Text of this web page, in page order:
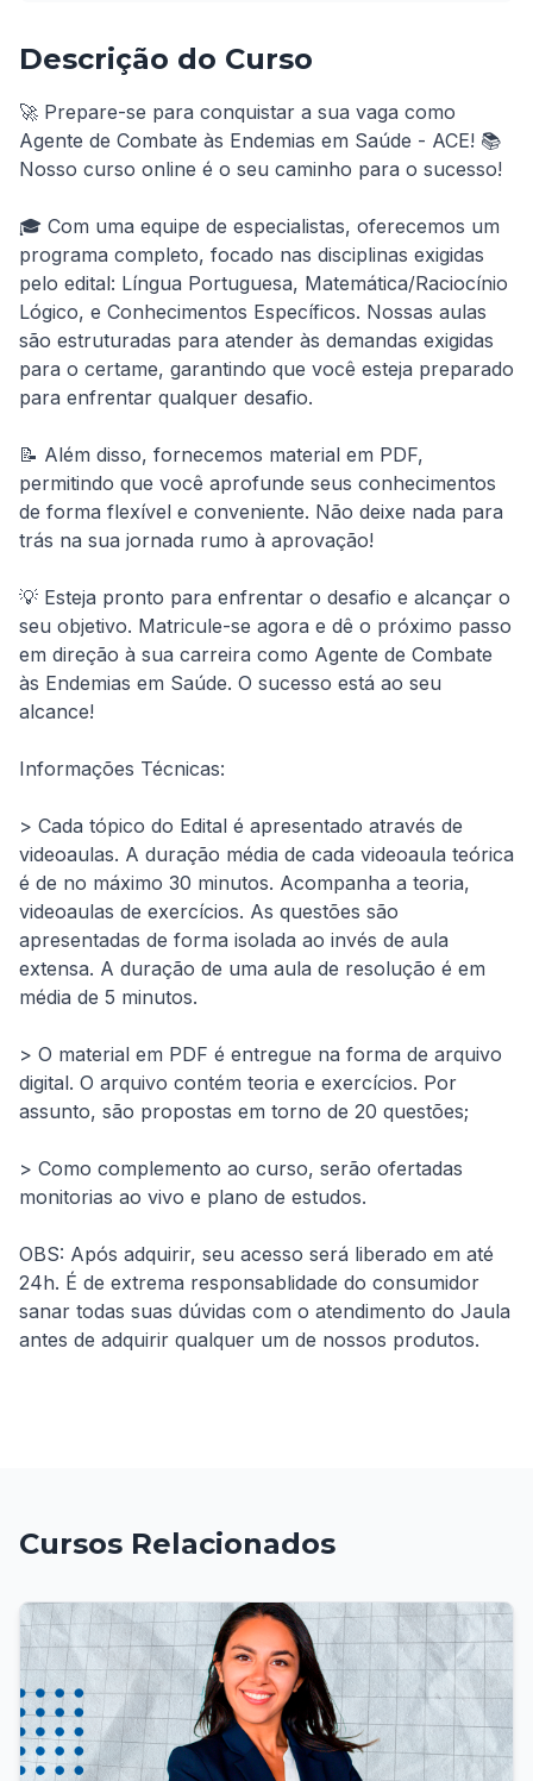
Descrição do Curso
🚀 Prepare-se para conquistar a sua vaga como
Agente de Combate às Endemias em Saúde - ACE! 📚
Nosso curso online é o seu caminho para o sucesso!
🎓 Com uma equipe de especialistas, oferecemos um
programa completo, focado nas disciplinas exigidas
pelo edital: Língua Portuguesa, Matemática/Raciocínio
Lógico, e Conhecimentos Específicos. Nossas aulas
são estruturadas para atender às demandas exigidas
para o certame, garantindo que você esteja preparado
para enfrentar qualquer desafio.
📝 Além disso, fornecemos material em PDF,
permitindo que você aprofunde seus conhecimentos
de forma flexível e conveniente. Não deixe nada para
trás na sua jornada rumo à aprovação!
💡 Esteja pronto para enfrentar o desafio e alcançar o
seu objetivo. Matricule-se agora e dê o próximo passo
em direção à sua carreira como Agente de Combate
às Endemias em Saúde. O sucesso está ao seu
alcance!
Informações Técnicas:
> Cada tópico do Edital é apresentado através de
videoaulas. A duração média de cada videoaula teórica
é de no máximo 30 minutos. Acompanha a teoria,
videoaulas de exercícios. As questões são
apresentadas de forma isolada ao invés de aula
extensa. A duração de uma aula de resolução é em
média de 5 minutos.
> O material em PDF é entregue na forma de arquivo
digital. O arquivo contém teoria e exercícios. Por
assunto, são propostas em torno de 20 questões;
> Como complemento ao curso, serão ofertadas
monitorias ao vivo e plano de estudos.
OBS: Após adquirir, seu acesso será liberado em até
24h. É de extrema responsablidade do consumidor
sanar todas suas dúvidas com o atendimento do Jaula
antes de adquirir qualquer um de nossos produtos.
Cursos Relacionados